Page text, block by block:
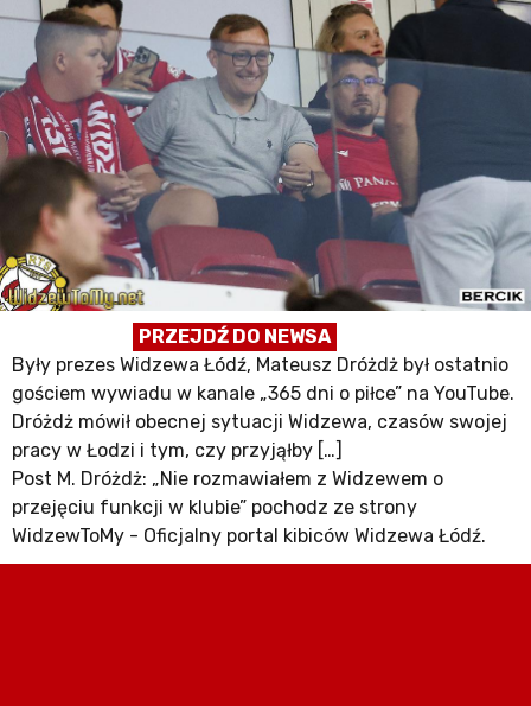
PRZEJDŹ DO NEWSA
Były prezes Widzewa Łódź, Mateusz Dróżdż był ostatnio
gościem wywiadu w kanale „365 dni o piłce” na YouTube.
Dróżdż mówił obecnej sytuacji Widzewa, czasów swojej
pracy w Łodzi i tym, czy przyjąłby […]
Post M. Dróżdż: „Nie rozmawiałem z Widzewem o
przejęciu funkcji w klubie” pochodz ze strony
WidzewToMy - Oficjalny portal kibiców Widzewa Łódź.